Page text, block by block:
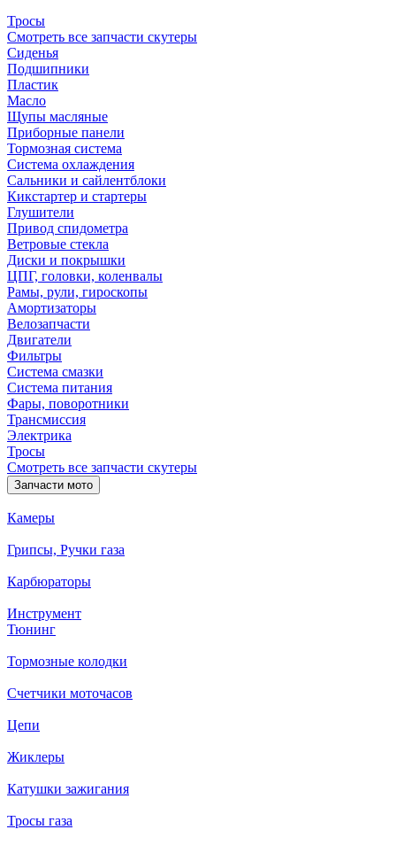
Тросы
Смотреть все запчасти скутеры
Сиденья
Подшипники
Пластик
Масло
Щупы масляные
Приборные панели
Тормозная система
Система охлаждения
Сальники и сайлентблоки
Кикстартер и стартеры
Глушители
Привод спидометра
Ветровые стекла
Диски и покрышки
ЦПГ, головки, коленвалы
Рамы, рули, гироскопы
Амортизаторы
Велозапчасти
Двигатели
Фильтры
Система смазки
Система питания
Фары, поворотники
Трансмиссия
Электрика
Тросы
Смотреть все запчасти скутеры
Запчасти мото
Камеры
Грипсы, Ручки газа
Карбюраторы
Инструмент
Тюнинг
Тормозные колодки
Счетчики моточасов
Цепи
Жиклеры
Катушки зажигания
Тросы газа